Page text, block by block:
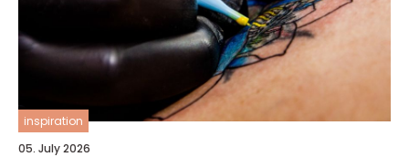
inspiration
05. July 2026